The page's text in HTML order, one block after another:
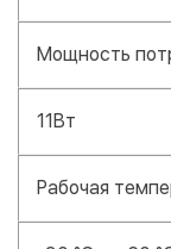
Мощность
11Вт
Рабочая